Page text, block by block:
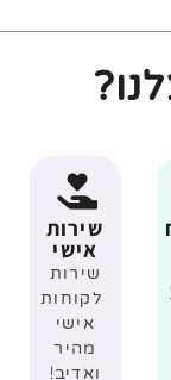
שירות
אישי
שירות
לקוחות
אישי
מהיר
ואדיב!